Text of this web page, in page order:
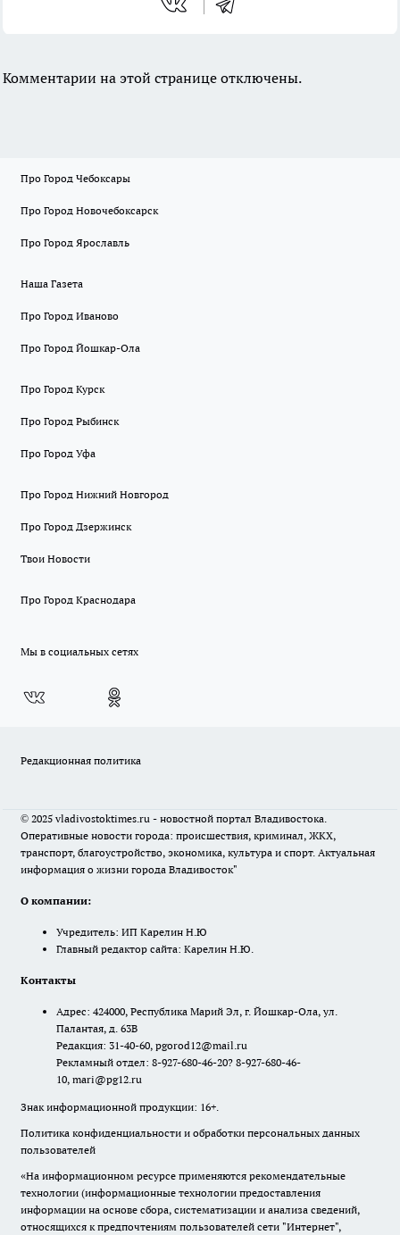
Комментарии на этой странице отключены.
Про Город Чебоксары
Про Город Новочебоксарск
Про Город Ярославль
Наша Газета
Про Город Иваново
Про Город Йошкар-Ола
Про Город Курск
Про Город Рыбинск
Про Город Уфа
Про Город Нижний Новгород
Про Город Дзержинск
Твои Новости
Про Город Краснодара
Мы в социальных сетях
Редакционная политика
© 2025 vladivostoktimes.ru - новостной портал Владивостока.
Оперативные новости города: происшествия, криминал, ЖКХ,
транспорт, благоустройство, экономика, культура и спорт. Актуальная
информация о жизни города Владивосток"
О компании:
Учредитель: ИП Карелин Н.Ю
Главный редактор сайта: Карелин Н.Ю.
Контакты
Адрес: 424000, Республика Марий Эл, г. Йошкар-Ола, ул.
Палантая, д. 63В
Редакция: 31-40-60, pgorod12@mail.ru
Рекламный отдел: 8-927-680-46-20? 8-927-680-46-
10, mari@pg12.ru
Знак информационной продукции: 16+.
Политика конфиденциальности и обработки персональных данных
пользователей
«На информационном ресурсе применяются рекомендательные
технологии (информационные технологии предоставления
информации на основе сбора, систематизации и анализа сведений,
относящихся к предпочтениям пользователей сети "Интернет",